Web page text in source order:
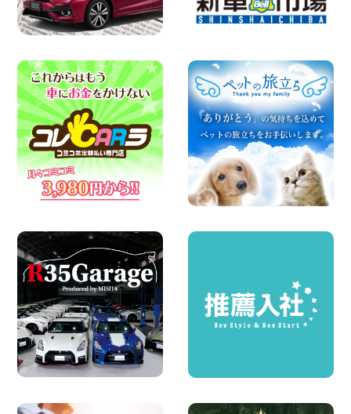
お願い 新潟県 両津店
100円レンタカー 両津
日産セレナが新入荷!!中川かの里店!! 愛知
県 中川かの里店
100円レンタカー 中川かの里
2026年08月07日
☆ 夏休みクーポン登場!最大9,500円おト
ク! ☆ 鳥取県 鳥取青谷店
100円レンタカー 鳥取青谷
2026年08月07日
夏季休暇のお知らせ 東京都 墨田両国店
100円レンタカー 墨田両国
2026年08月07日
夏季休暇のお知らせ 東京都 墨田文花店
お盆も休まず営業します! 神奈川県 横浜
旭南本宿町店
100円レンタカー 横浜旭南本宿町
2026年08月07日